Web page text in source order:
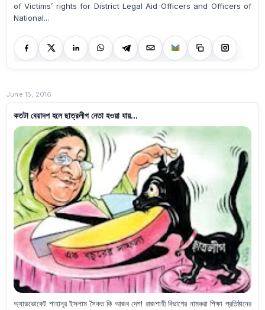
of Victims’ rights for District Legal Aid Officers and Officers of
National...
June 15, 2016
কতটা বেয়াদপ হলে ছাত্রলীগ নেতা হওয়া যায়...
অ্যাডভোকেট শাহানূর ইসলাম সৈকত কি আজব দেশ! রাজশাহী বিভাগের নামকরা শিক্ষা প্রতিষ্ঠানের